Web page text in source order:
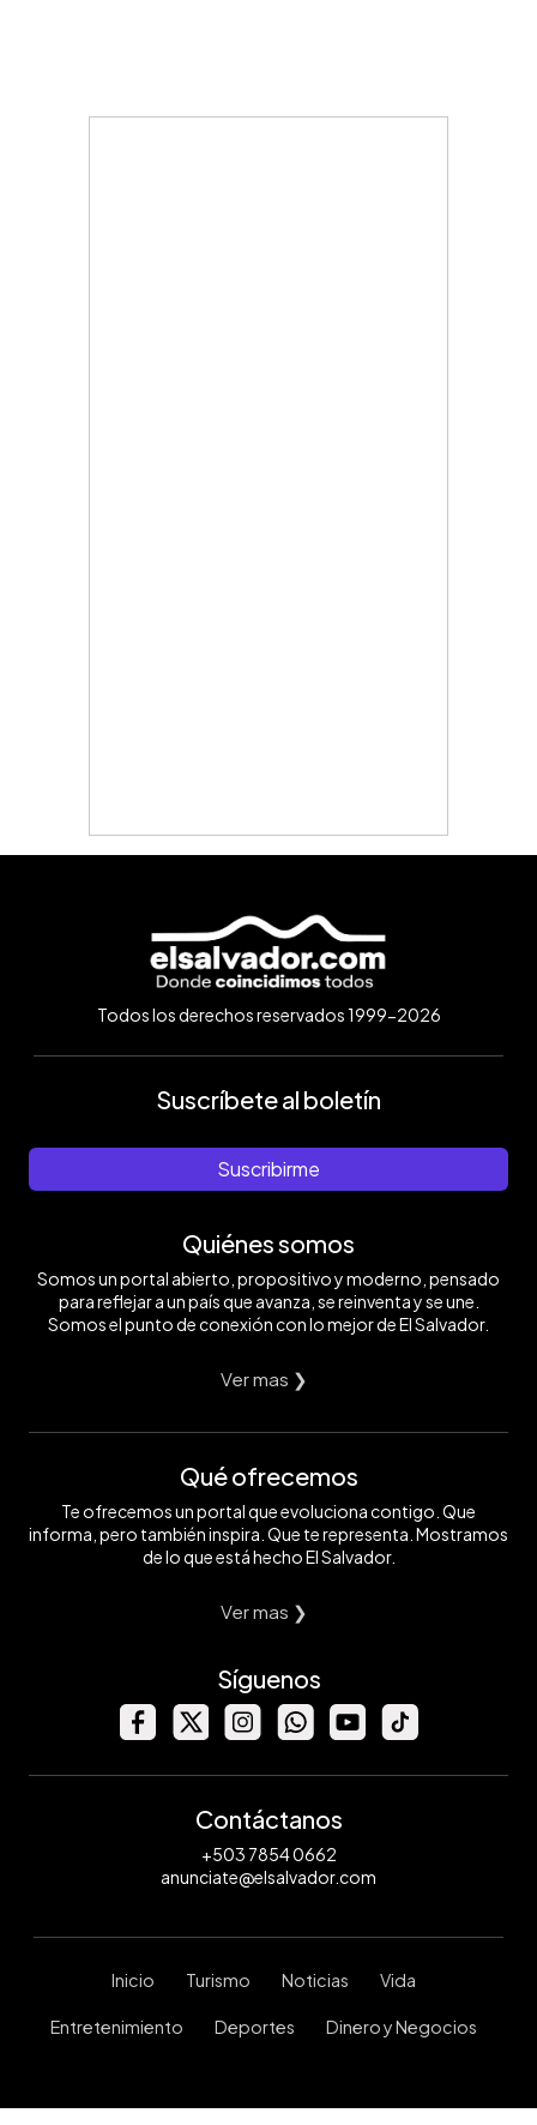
Todos los derechos reservados 1999-2026
Suscríbete al boletín
Suscribirme
Quiénes somos
Somos un portal abierto, propositivo y moderno, pensado
para reflejar a un país que avanza, se reinventa y se une.
Somos el punto de conexión con lo mejor de El Salvador.
Ver mas ❯
Qué ofrecemos
Te ofrecemos un portal que evoluciona contigo. Que
informa, pero también inspira. Que te representa. Mostramos
de lo que está hecho El Salvador.
Ver mas ❯
Síguenos
Contáctanos
+503 7854 0662
anunciate@elsalvador.com
Inicio Turismo Noticias Vida
Entretenimiento Deportes Dinero y Negocios